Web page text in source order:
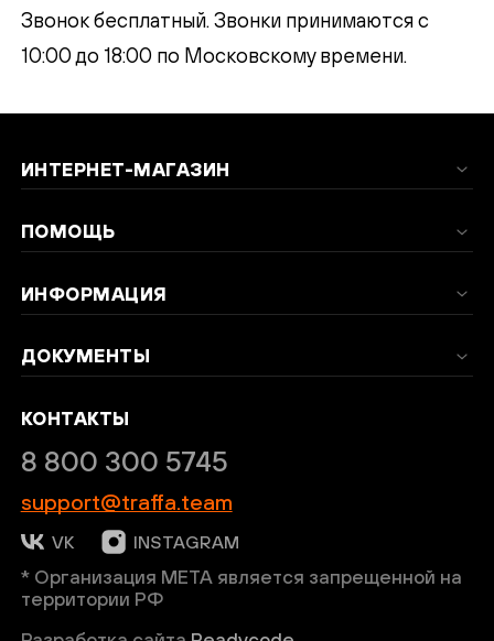
Звонок бесплатный. Звонки принимаются с
10:00 до 18:00 по Московскому времени.
ИНТЕРНЕТ-МАГАЗИН
ПОМОЩЬ
ИНФОРМАЦИЯ
ДОКУМЕНТЫ
КОНТАКТЫ
8 800 300 5745
support@traffa.team
VK INSTAGRAM
* Организация META является запрещенной на
территории РФ